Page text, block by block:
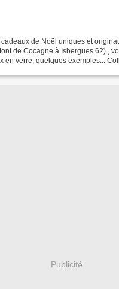
cadeaux de Noël uniques et
de Cocagne à Isbergues 62) ,
en verre, quelques exemples...
Publicité